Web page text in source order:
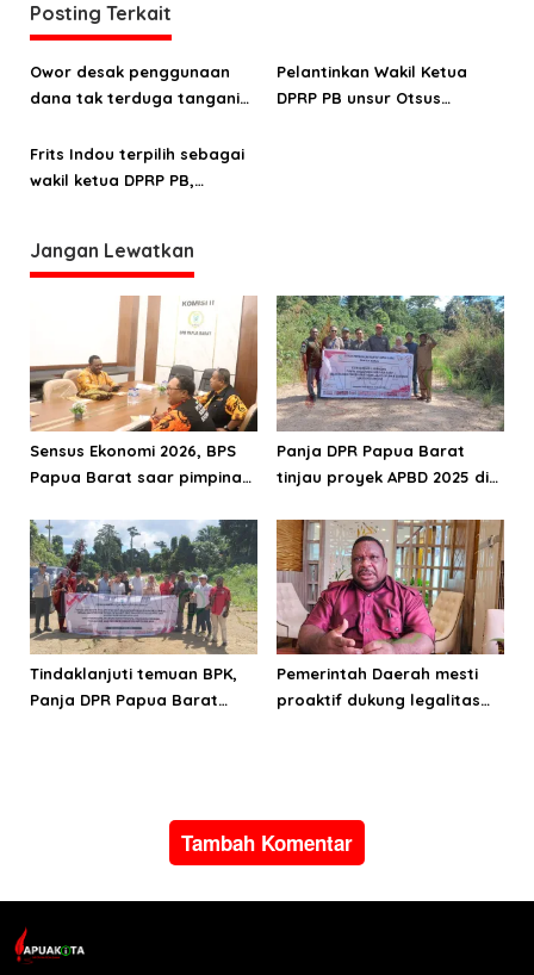
s
i
p
s
Posting Terkait
Owor desak penggunaan
dana tak terduga tangani
Pelantinkan Wakil Ketua
DPRP PB unsur Otsus
Frits Indou terpilih sebagai
wakil ketua DPRP PB,
Jangan Lewatkan
Sensus Ekonomi 2026, BPS
Papua Barat saar pimpinan
Panja DPR Papua Barat
tinjau proyek APBD 2025 di
Bintuni
Tindaklanjuti temuan BPK,
Panja DPR Papua Barat
Pemerintah Daerah mesti
proaktif dukung legalitas
Tambah Komentar